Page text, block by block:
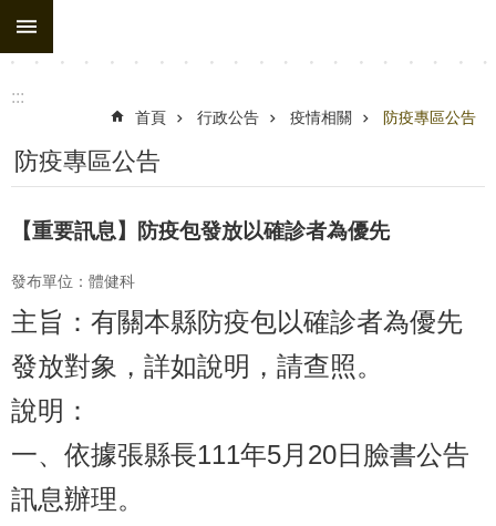
跳到主要內容區塊
搜
尋
處
務
織
行
政
公
告
行
政
填
:::
首頁 行政公告 疫情相關 防疫專區公告
防疫專區公告
【重要訊息】防疫包發放以確診者為優先
發布單位：體健科
主旨：有關本縣防疫包以確診者為優先
發放對象，詳如說明，請查照。
說明：
一、依據張縣長111年5月20日臉書公告
訊息辦理。